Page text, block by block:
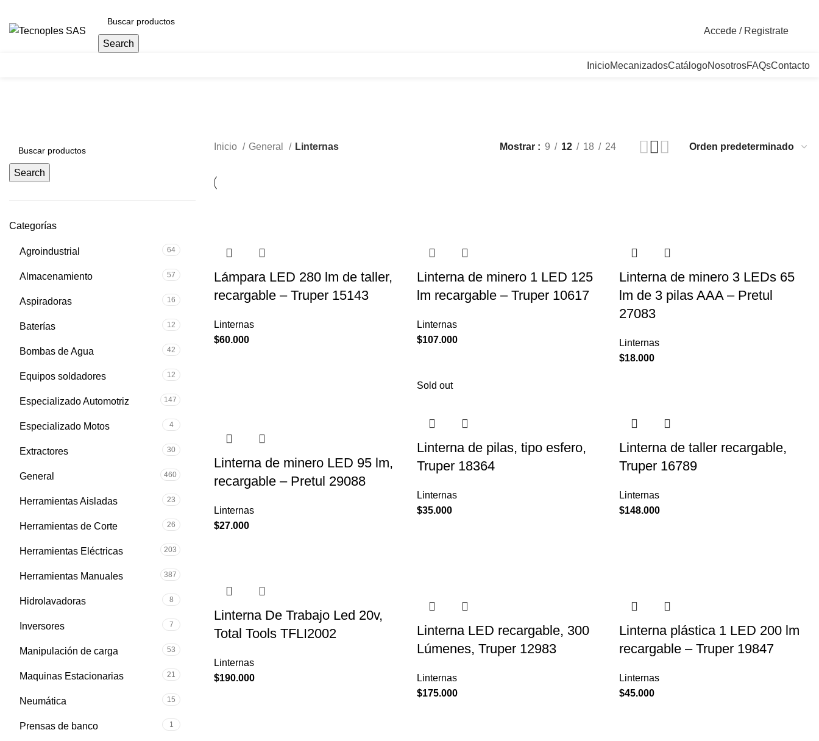
Search
Accede / Registrate
InicioMecanizadosCatálogoNosotrosFAQsContacto
Search
Categorías
Agroindustrial 64
Almacenamiento 57
Aspiradoras 16
Baterías 12
Bombas de Agua 42
Equipos soldadores 12
Especializado Automotriz 147
Especializado Motos 4
Extractores 30
General 460
Herramientas Aisladas 23
Herramientas de Corte 26
Herramientas Eléctricas 203
Herramientas Manuales 387
Hidrolavadoras 8
Inversores 7
Manipulación de carga 53
Maquinas Estacionarias 21
Neumática 15
Prensas de banco 1
Inicio General Linternas Mostrar 9 12 18 24
Lámpara LED 280 lm de taller,
recargable – Truper 15143
Linternas
$60.000
Linterna de minero 1 LED 125
lm recargable – Truper 10617
Linternas
$107.000
Linterna de minero 3 LEDs 65
lm de 3 pilas AAA – Pretul
27083
Linternas
$18.000
Linterna de minero LED 95 lm,
recargable – Pretul 29088
Linternas
$27.000
Sold out
Linterna de pilas, tipo esfero,
Truper 18364
Linternas
$35.000
Linterna de taller recargable,
Truper 16789
Linternas
$148.000
Linterna De Trabajo Led 20v,
Total Tools TFLI2002
Linternas
$190.000
Linterna LED recargable, 300
Lúmenes, Truper 12983
Linternas
$175.000
Linterna plástica 1 LED 200 lm
recargable – Truper 19847
Linternas
$45.000